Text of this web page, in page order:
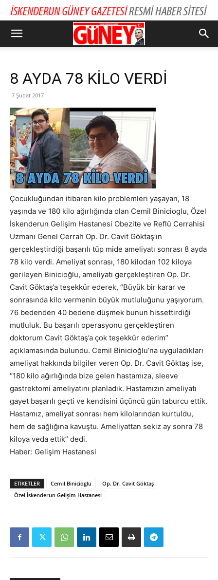
8 AYDA 78 KİLO VERDİ
7 Şubat 2017
Çocukluğundan itibaren kilo problemleri yaşayan, 18
yaşında ve 180 kilo ağırlığında olan Cemil Binicioglu, Özel
İskenderun Gelişim Hastanesi Obezite ve Reflü Cerrahisi
Uzmanı Genel Cerrah Op. Dr. Cavit Göktaş’ın
gerçekleştirdiği başarılı tüp mide ameliyatı sonrası 8 ayda
78 kilo verdi. Ameliyat sonrası, 180 kilodan 102 kiloya
gerileyen Binicioğlu, ameliyatı gerçekleştiren Op. Dr.
Cavit Göktaş’a teşekkür ederek, “Büyük bir karar ve
sonrasında kilo vermenin büyük mutluluğunu yaşıyorum.
76 bedenden 40 bedene düşmek bunun hissettirdiği
mutluluk. Bu başarılı operasyonu gerçekleştiren
doktorum Cavit Göktaş’a çok teşekkür ederim”
açıklamasında bulundu. Cemil Binicioğlu’na uyguladıkları
ameliyat hakkında bilgiler veren Op. Dr. Cavit Göktaş ise,
“180 kilo ağırlığında bize gelen hastamıza, sleeve
gastrektomi ameliyatını planladık. Hastamızın ameliyatı
gayet başarılı geçti ve kendisini üçüncü gün taburcu ettik.
Hastamız, ameliyat sonrası hem kilolarından kurtuldu,
hem de sağlığına kavuştu. Ameliyattan sekiz ay sonra 78
kiloya veda ettik” dedi.
Haber: Gelişim Hastanesi
ETIKETLER Cemil Binicioglu
Op. Dr. Cavit Göktaş
Özel İskenderun Gelişim Hastanesi